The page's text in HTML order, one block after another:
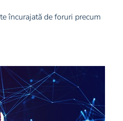
încurajată de foruri precum